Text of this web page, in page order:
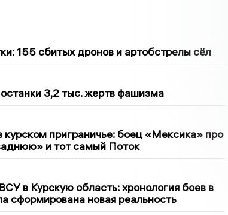
155 сбитых дронов и артобстрелы сёл
3,2 тыс. жертв фашизма
курском приграничье: боец «Мексика» про
и тот самый Поток
в Курскую область: хронология боев в
сформирована новая реальность